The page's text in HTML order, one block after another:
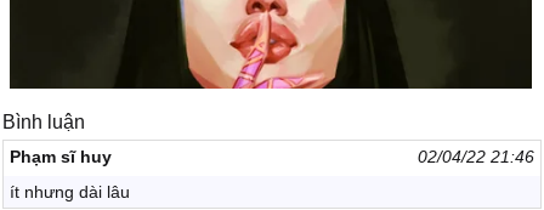
Bình luận
Phạm sĩ huy
02/04/22 21:46
ít nhưng dài lâu